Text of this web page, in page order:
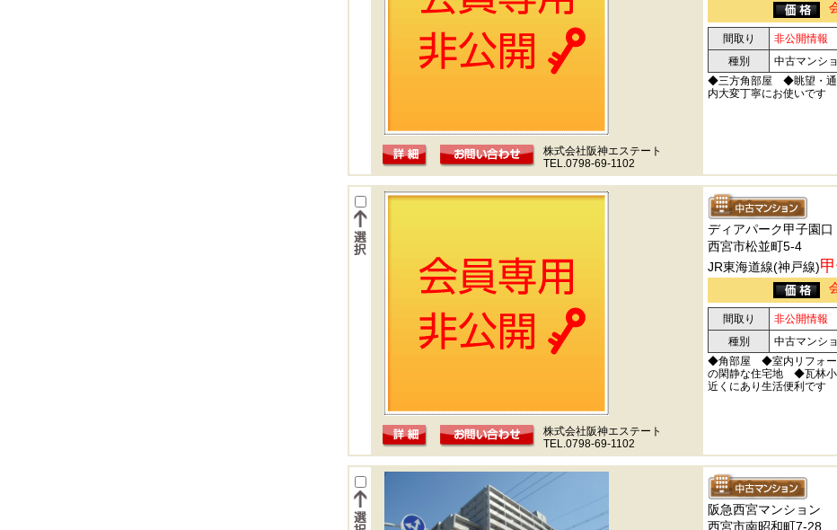
株式会社阪神エステート
TEL.0798-69-1102
間取り 非公開情報
種別
中古マンシ
◆三方角部屋 ◆眺望・
内大変丁寧にお使いです
株式会社阪神エステート
TEL.0798-69-1102
ディアパーク甲子園口
西宮市松並町5-4
JR東海道線(神戸線)
間取り 非公開情報
種別
中古マンシ
◆角部屋 ◆室内リフォー
の閑静な住宅地 ◆瓦林
近くにあり生活便利です
阪急西宮マンション
西宮市南昭和町7-28